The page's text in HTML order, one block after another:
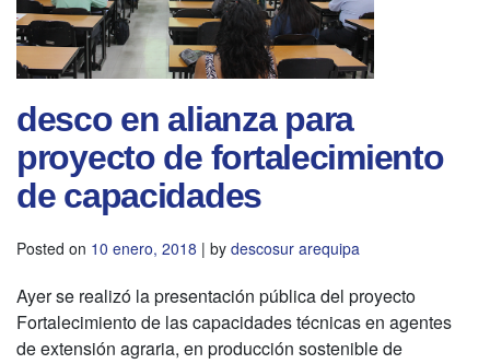
desco en alianza para
proyecto de fortalecimiento
de capacidades
Posted on 10 enero, 2018 | by descosur arequipa
Ayer se realizó la presentación pública del proyecto
Fortalecimiento de las capacidades técnicas en agentes
de extensión agraria, en producción sostenible de